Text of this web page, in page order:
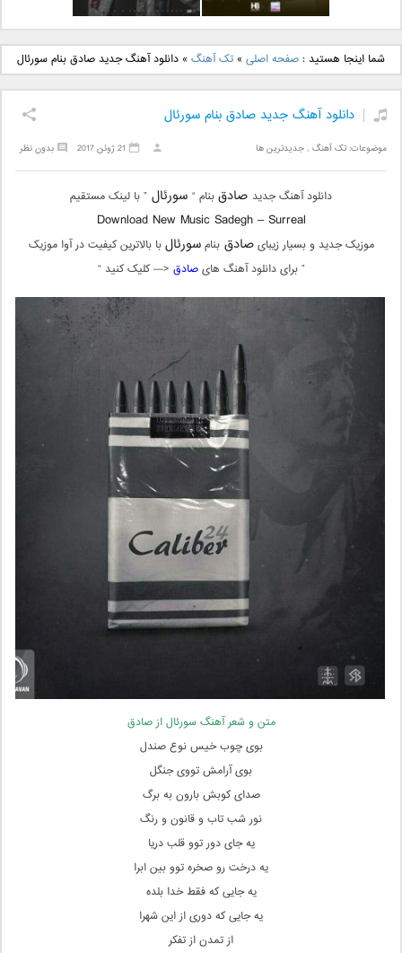
دانلود آهنگ جدید بهنام
بانی بنام قرص قمر 2
دانلود آهنگ جدید علی
یاسینی بنام دورترین نزدیک
شما اینجا هستید :صفحه اصلی »تک آهنگ »دانلود آهنگ جدید صادق بنام سورئال
دانلود آهنگ جدید صادق بنام سورئال
موضوعات:تک آهنگ ,جدیدترین ها بدون نظر 21 ژوئن 2017
دانلود آهنگ جدید صادقبنام “ سورئال ” با لینک مستقیم
Download New Music Sadegh – Surreal
موزیک جدید و بسیار زیبایصادقبنامسورئالبا بالاترین کیفیت در آوا موزیک
” برای دانلود آهنگ هایصادق <— کلیک کنید “
متن و شعر آهنگ سورئال از صادق
بوی چوب خیس نوع صندل
بوی آرامش تووی جنگل
صدای کوبش بارون به برگ
نور شب تاب و قانون و رنگ
یه جای دور توو قلب دریا
یه درخت رو صخره توو بین ابرا
یه جایی که فقط خدا بلده
یه جایی که دوری از این شهرا
از تمدن از تفکر